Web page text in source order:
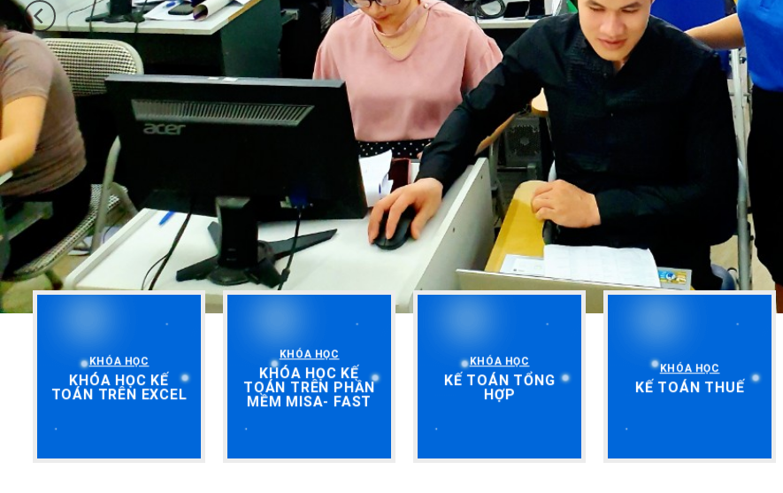
KHÓA HỌC
KHÓA HỌC KẾ
TOÁN TRÊN EXCEL
KHÓA HỌC
KHÓA HỌC KẾ
TOÁN TRÊN PHẦN
MỀM MISA- FAST
KHÓA HỌC
KẾ TOÁN TỔNG
HỢP
KHÓA HỌC
KẾ TOÁN THUẾ